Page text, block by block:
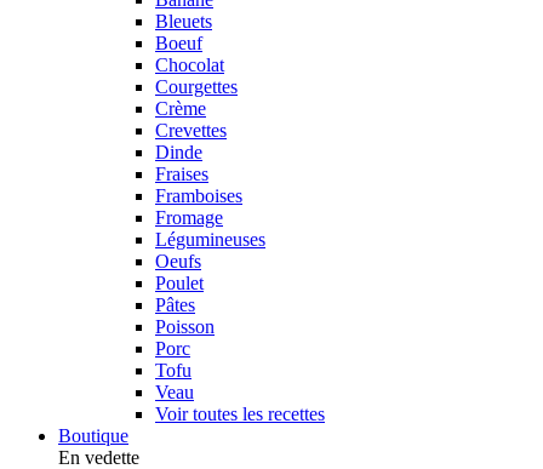
Bleuets
Boeuf
Chocolat
Courgettes
Crème
Crevettes
Dinde
Fraises
Framboises
Fromage
Légumineuses
Oeufs
Poulet
Pâtes
Poisson
Porc
Tofu
Veau
Voir toutes les recettes
Boutique
En vedette